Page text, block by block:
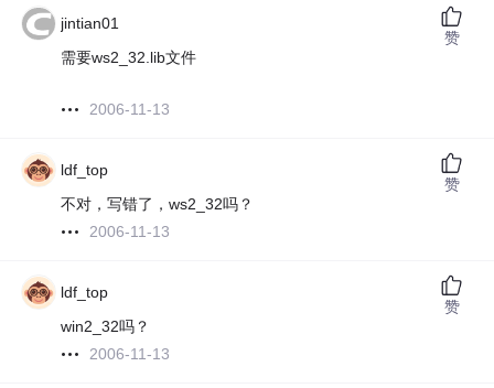
jintian01
需要ws2_32.lib文件
2006-11-13
赞
ldf_top
不对，写错了，ws2_32吗？
2006-11-13
赞
ldf_top
win2_32吗？
2006-11-13
赞